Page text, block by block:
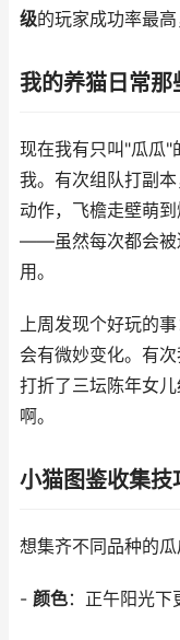
级的玩家成功率最
我的养猫日常那
现在我有只叫"瓜瓜"
我。有次组队打副
动作，飞檐走壁萌
——虽然每次都会被
用。
上周发现个好玩的
会有微妙变化。有
打折了三坛陈年女
啊。
小猫图鉴收集技
想集齐不同品种的瓜
- 颜色：正午阳光下